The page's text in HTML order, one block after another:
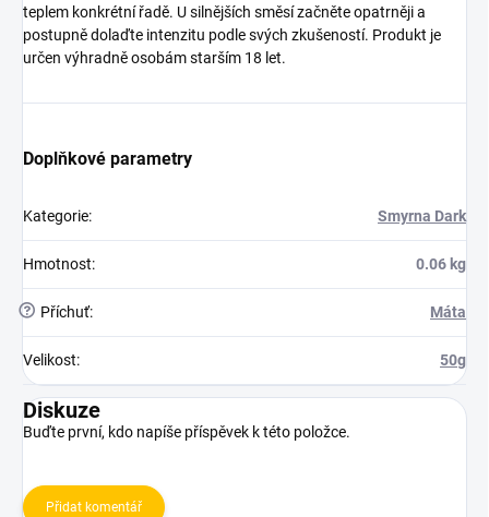
teplem konkrétní řadě. U silnějších směsí začněte opatrněji a
postupně dolaďte intenzitu podle svých zkušeností. Produkt je
určen výhradně osobám starším 18 let.
Doplňkové parametry
Kategorie: Smyrna Dark
Hmotnost: 0.06 kg
? Příchuť: Máta
Velikost: 50g
Diskuze
Buďte první, kdo napíše příspěvek k této položce.
Přidat komentář